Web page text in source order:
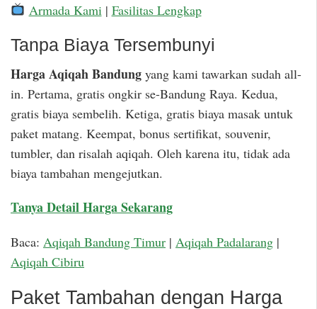
Armada Kami | Fasilitas Lengkap
Tanpa Biaya Tersembunyi
Harga Aqiqah Bandung yang kami tawarkan sudah all-
in. Pertama, gratis ongkir se-Bandung Raya. Kedua,
gratis biaya sembelih. Ketiga, gratis biaya masak untuk
paket matang. Keempat, bonus sertifikat, souvenir,
tumbler, dan risalah aqiqah. Oleh karena itu, tidak ada
biaya tambahan mengejutkan.
Tanya Detail Harga Sekarang
Baca: Aqiqah Bandung Timur | Aqiqah Padalarang |
Aqiqah Cibiru
Paket Tambahan dengan Harga